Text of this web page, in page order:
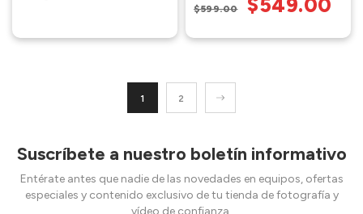
$599.00
1 2
Suscríbete a nuestro boletín informativo
Entérate antes que nadie de las novedades en equipos, ofertas
especiales y contenido exclusivo de tu tienda de fotografía y
vídeo de confianza.